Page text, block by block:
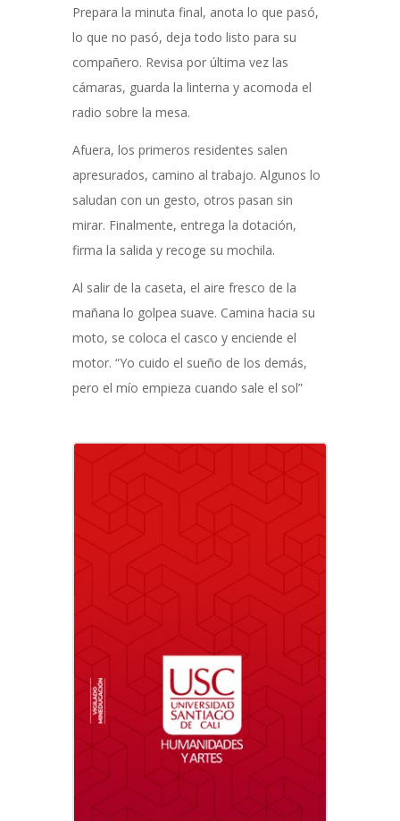
Prepara la minuta final, anota lo que pasó,
lo que no pasó, deja todo listo para su
compañero. Revisa por última vez las
cámaras, guarda la linterna y acomoda el
radio sobre la mesa.
Afuera, los primeros residentes salen
apresurados, camino al trabajo. Algunos lo
saludan con un gesto, otros pasan sin
mirar. Finalmente, entrega la dotación,
firma la salida y recoge su mochila.
Al salir de la caseta, el aire fresco de la
mañana lo golpea suave. Camina hacia su
moto, se coloca el casco y enciende el
motor. “Yo cuido el sueño de los demás,
pero el mío empieza cuando sale el sol”